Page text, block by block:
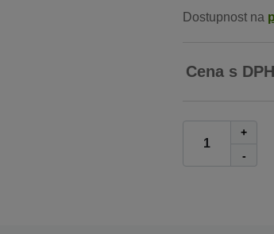
Dostupnost na
Cena s DPH
+
-